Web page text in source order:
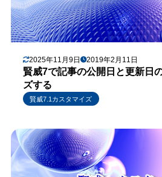
2025年11月9日 2019年2月11日
賢威7で記事の公開日と更新日
ズする
賢威7.1カスタマイズ